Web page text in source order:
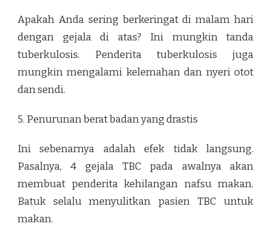
Apakah Anda sering berkeringat di malam hari
dengan gejala di atas? Ini mungkin tanda
tuberkulosis. Penderita tuberkulosis juga
mungkin mengalami kelemahan dan nyeri otot
dan sendi.
5. Penurunan berat badan yang drastis
Ini sebenarnya adalah efek tidak langsung.
Pasalnya, 4 gejala TBC pada awalnya akan
membuat penderita kehilangan nafsu makan.
Batuk selalu menyulitkan pasien TBC untuk
makan.